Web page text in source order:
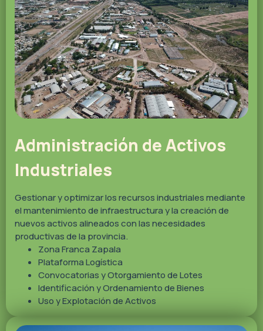
Administración de Activos
Industriales
Gestionar y optimizar los recursos industriales mediante
el mantenimiento de infraestructura y la creación de
nuevos activos alineados con las necesidades
productivas de la provincia.
Zona Franca Zapala
Plataforma Logística
Convocatorias y Otorgamiento de Lotes
Identificación y Ordenamiento de Bienes
Uso y Explotación de Activos